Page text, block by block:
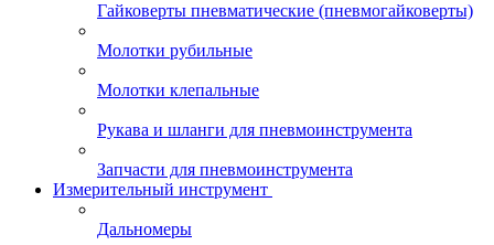
Гайковерты пневматические (пневмогайковерты)
Молотки рубильные
Молотки клепальные
Рукава и шланги для пневмоинструмента
Запчасти для пневмоинструмента
Измерительный инструмент
Дальномеры